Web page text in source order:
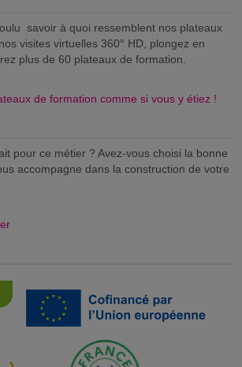
savoir à quoi ressemblent nos plateaux
visites virtuelles 360° HD, plongez en
plus de 60 plateaux de formation.
de formation comme si vous y étiez !
pour ce métier ? Avez-vous choisi la bonne
accompagne dans la construction de votre